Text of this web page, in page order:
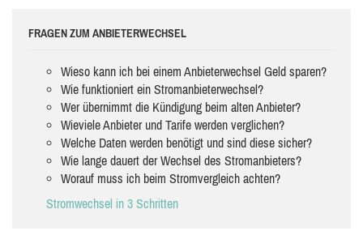
FRAGEN ZUM ANBIETERWECHSEL
Wieso kann ich bei einem Anbieterwechsel Geld sparen?
Wie funktioniert ein Stromanbieterwechsel?
Wer übernimmt die Kündigung beim alten Anbieter?
Wieviele Anbieter und Tarife werden verglichen?
Welche Daten werden benötigt und sind diese sicher?
Wie lange dauert der Wechsel des Stromanbieters?
Worauf muss ich beim Stromvergleich achten?
Stromwechsel in 3 Schritten